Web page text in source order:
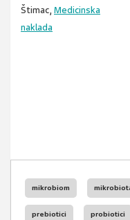
Štimac, Medicinska
naklada
mikrobiom
prebiotici probiotici